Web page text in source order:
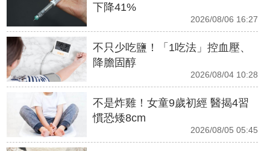
下降41%
2026/08/06 16:27
不只少吃鹽！「1吃法」控血壓、
降膽固醇
2026/08/04 10:28
不是炸雞！女童9歲初經 醫揭4習
慣恐矮8cm
2026/08/05 05:45